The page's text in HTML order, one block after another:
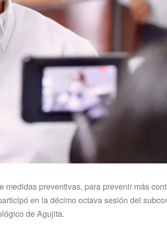
preventivas, para prevenir más
en la décimo octava sesión del
de Agujita.